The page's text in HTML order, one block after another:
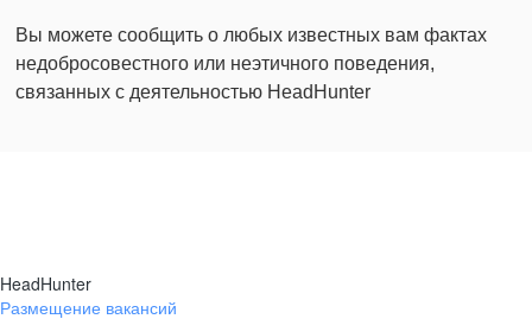
Вы можете сообщить о любых известных вам фактах
недобросовестного или неэтичного поведения,
связанных с деятельностью HeadHunter
HeadHunter
Размещение вакансий